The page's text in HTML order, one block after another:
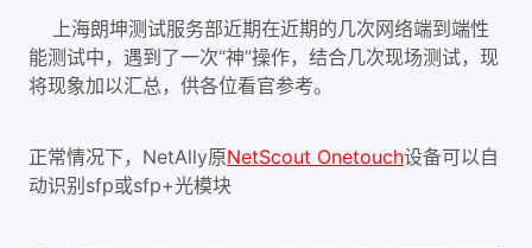
上海朗坤测试服务部近期在近期的几次网络端到端性
能测试中，遇到了一次“神”操作，结合几次现场测试，现
将现象加以汇总，供各位看官参考。
正常情况下，NetAlly原NetScout Onetouch设备可以自
动识别sfp或sfp+光模块